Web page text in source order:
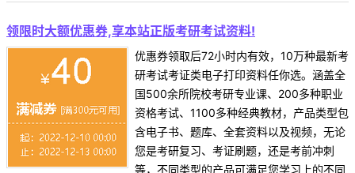
领限时大额优惠券,享本站正版考研考试资料!
优惠券领取后72小时内有效，10万种最新考
研考试考证类电子打印资料任你选。涵盖全
国500余所院校考研专业课、200多种职业
资格考试、1100多种经典教材，产品类型包
含电子书、题库、全套资料以及视频，无论
您是考研复习、考证刷题，还是考前冲刺
等，不同类型的产品可满足您学习上的不同